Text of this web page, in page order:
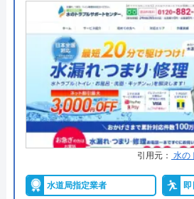
運営会社 株式会社クラシア
代表者 今田健治
創業・設立 1991年6月21日創
所在地
〒222-0033
横浜市港北区新
ワー13階
●累計実績 施工対応数240
●保証・保険 ―
詳細は
水の生活救急車がおすす
拠点数2270店舗と日本全国に拠
い合わせ受付をしてくれるので
引用元： 水の
水道局指定業者 即